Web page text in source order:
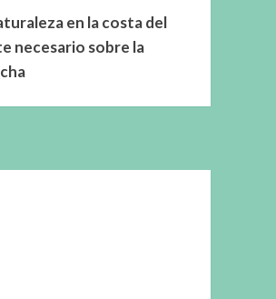
en la costa del
necesario sobre la